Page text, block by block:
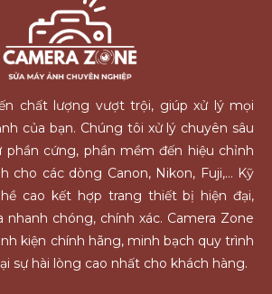
chất lượng vượt trội, giúp xử lý mọi
của bạn. Chúng tôi xử lý chuyên sâu
cứng, phần mềm đến hiệu chỉnh
cho các dòng Canon, Nikon, Fuji,... Kỹ
cao kết hợp trang thiết bị hiện đại,
nhanh chóng, chính xác. Camera Zone
kiện chính hãng, minh bạch quy trình
sự hài lòng cao nhất cho khách hàng.